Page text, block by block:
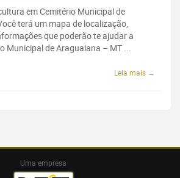
em Cemitério Municipal de
terá um mapa de localização,
que poderão te ajudar a
Municipal de Araguaiana – MT ...
Leia mais →
Uma empresa